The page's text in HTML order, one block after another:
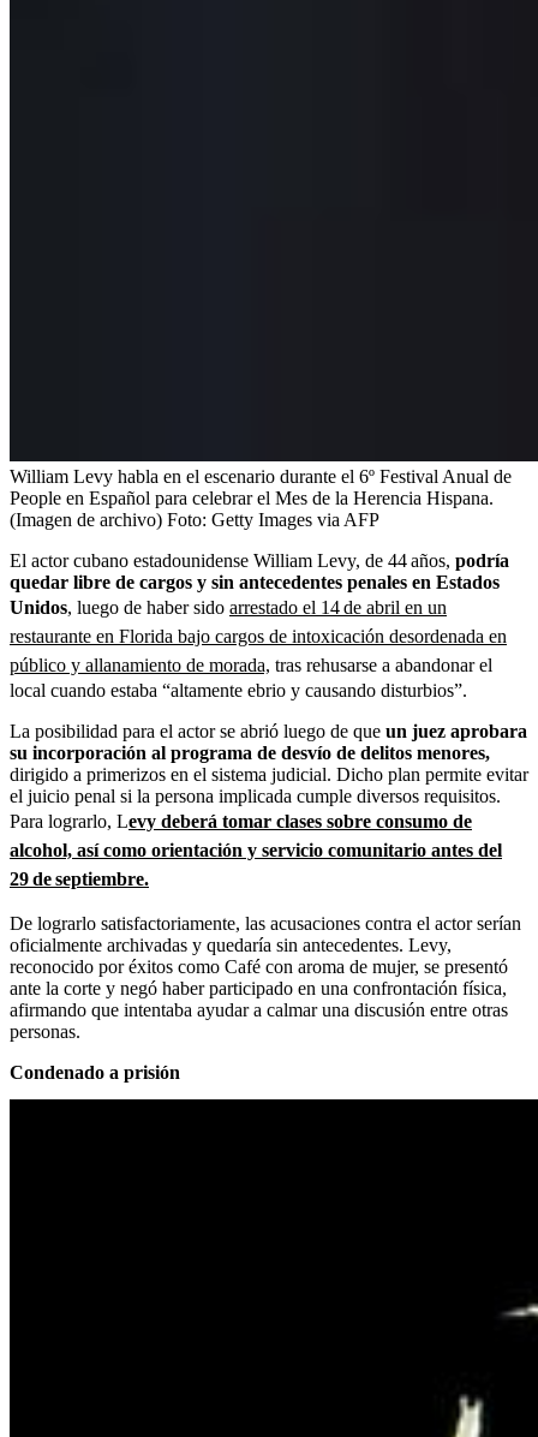
William Levy habla en el escenario durante el 6º Festival Anual de
People en Español para celebrar el Mes de la Herencia Hispana.
(Imagen de archivo) Foto: Getty Images via AFP
El actor cubano estadounidense William Levy, de 44 años, podría
quedar libre de cargos y sin antecedentes penales en Estados
Unidos, luego de haber sido arrestado el 14 de abril en un
restaurante en Florida bajo cargos de intoxicación desordenada en
público y allanamiento de morada, tras rehusarse a abandonar el
local cuando estaba “altamente ebrio y causando disturbios”.
La posibilidad para el actor se abrió luego de que un juez aprobara
su incorporación al programa de desvío de delitos menores,
dirigido a primerizos en el sistema judicial. Dicho plan permite evitar
el juicio penal si la persona implicada cumple diversos requisitos.
Para lograrlo, Levy deberá tomar clases sobre consumo de
alcohol, así como orientación y servicio comunitario antes del
29 de septiembre.
De lograrlo satisfactoriamente, las acusaciones contra el actor serían
oficialmente archivadas y quedaría sin antecedentes. Levy,
reconocido por éxitos como Café con aroma de mujer, se presentó
ante la corte y negó haber participado en una confrontación física,
afirmando que intentaba ayudar a calmar una discusión entre otras
personas.
Condenado a prisión